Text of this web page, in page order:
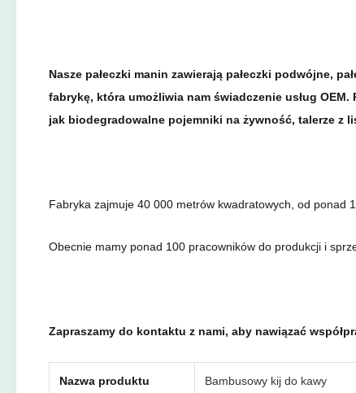
Nasze pałeczki manin zawierają pałeczki podwójne,
fabrykę, która umożliwia nam świadczenie usług
jak biodegradowalne pojemniki na żywność, talerze z
Fabryka zajmuje 40 000 metrów kwadratowych, od ponad
Obecnie mamy ponad 100 pracowników do produkcji i
Zapraszamy do kontaktu z nami, aby nawiązać
Nazwa produktu Bambusowy kij do kawy